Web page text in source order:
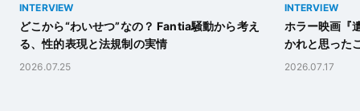
INTERVIEW
どこから“わいせつ”なの？ Fantia騒動から考え
る、性的表現と法規制の実情
2026.07.25
INTERVIEW
ホラー映画『
かれと思った
2026.07.17